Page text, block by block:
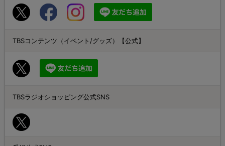
TBSコンテンツ（イベント/グッズ）【公式】
TBSラジオショッピング公式SNS